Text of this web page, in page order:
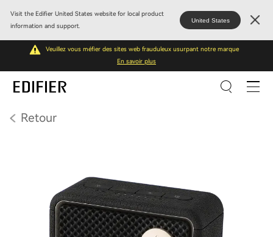
Visit the Edifier United States website for local product
information and support.
United States
Veuillez vous méfier des sites web frauduleux usurpant notre marque
En savoir plus
Retour